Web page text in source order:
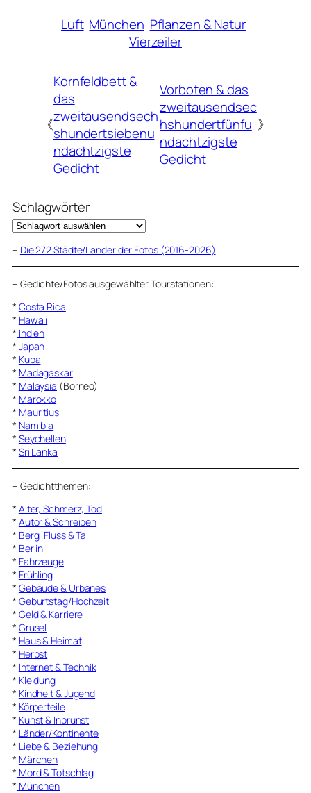
Luft München Pflanzen & Natur
Vierzeiler
《
Kornfeldbett &
das
zweitausendsech
shundertsiebenu
ndachtzigste
Gedicht
Vorboten & das
zweitausendsec
hshundertfünfu
ndachtzigste
Gedicht
》
Schlagwörter
– Die 272 Städte/Länder der Fotos (2016-2026)
– Gedichte/Fotos ausgewählter Tourstationen:
* Costa Rica
* Hawaii
* Indien
* Japan
* Kuba
* Madagaskar
* Malaysia (Borneo)
* Marokko
* Mauritius
* Namibia
* Seychellen
* Sri Lanka
– Gedichtthemen:
* Alter, Schmerz, Tod
* Autor & Schreiben
* Berg, Fluss & Tal
* Berlin
* Fahrzeuge
* Frühling
* Gebäude & Urbanes
* Geburtstag/Hochzeit
* Geld & Karriere
* Grusel
* Haus & Heimat
* Herbst
* Internet & Technik
* Kleidung
* Kindheit & Jugend
* Körperteile
* Kunst & Inbrunst
* Länder/Kontinente
* Liebe & Beziehung
* Märchen
* Mord & Totschlag
* München